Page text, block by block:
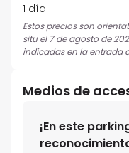
1 día
Estos precios son
situ el 7 de agosto de
indicadas en la entrada
Medios de
¡En este